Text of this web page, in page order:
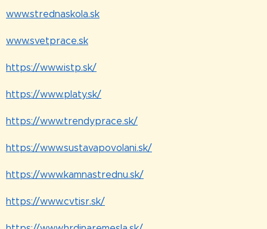
www.strednaskola.sk
www.svetprace.sk
https://www.istp.sk/
https://www.platy.sk/
https://www.trendyprace.sk/
https://www.sustavapovolani.sk/
https://www.kamnastrednu.sk/
https://www.cvtisr.sk/